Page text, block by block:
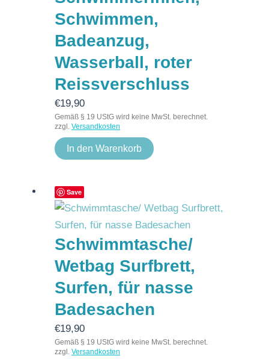
Schwimmen,
Badeanzug,
Wasserball, roter
Reissverschluss
€19,90
Gemäß § 19 UStG wird keine MwSt. berechnet.
zzgl. Versandkosten
In den Warenkorb
Save
Schwimmtasche/
Wetbag Surfbrett,
Surfen, für nasse
Badesachen
€19,90
Gemäß § 19 UStG wird keine MwSt. berechnet.
zzgl. Versandkosten